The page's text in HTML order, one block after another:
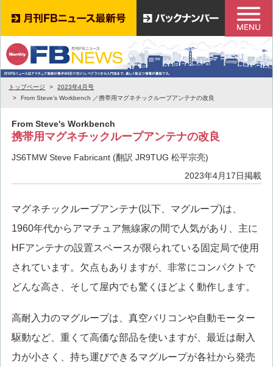
トップページ
2023年4月号
From Steve's Workbench ／携帯用マグネチックループアンテナの改良
From Steve's Workbench
携帯用マグネチックループアンテナの改良
JS6TMW Steve Fabricant (翻訳 JR9TUG 松平宗亮)
2023年4月17日掲載
マグネチックループアンテナ(以下、マグループ)は、
1960年代からアマチュア無線家の間で人気があり、主に
HFアンテナの設置スペースが限られている固定局で使用
されています。欠点もありますが、非常にコンパクトで
どんな高さ、そして屋内でも驚くほどよく動作します。
高耐入力のマグループは、真空バリコンや自動モーター
駆動など、重くて高価な部品を使いますが、最近は耐入
力が小さく、持ち運びできるマグループが各社から発売